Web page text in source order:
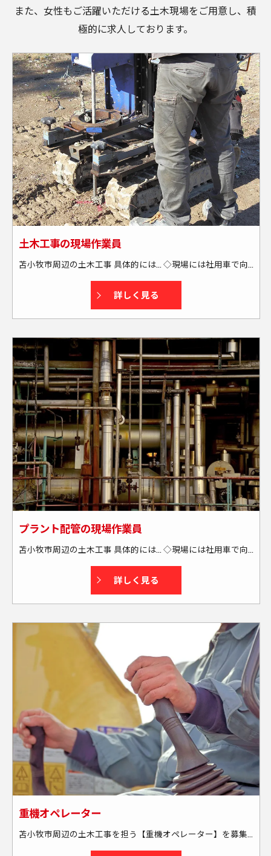
また、女性もご活躍いただける土木現場をご用意し、積
極的に求人しております。
土木工事の現場作業員
苫小牧市周辺の土木工事 具体的には… ◇現場には社用車で向かいます └送迎・または社用車の貸し出しあり └通勤には燃料カードを支給する為、全額負担します ◇苫小牧市周辺の現場がメインです └出張もあります(本人の希望も考慮します) └週末に帰宅できる場所がメインです(北海道外も一部あり) ★資格取得もサポートします！
詳しく見る
プラント配管の現場作業員
詳しく見る
重機オペレーター
苫小牧市周辺の土木工事を担う【重機オペレーター】を募集中！ 具体的には… ◇現場には社用車で向かいます └送迎・または社用車の貸し出しあり └通勤には燃料カードを支給する為、全額負担します ◇苫小牧市周辺の現場がメインです └出張もあります(本人の希望も考慮します) └週末に帰宅できる場所がメインです(北海道外も一部あり) ★資格取得もサポートします！